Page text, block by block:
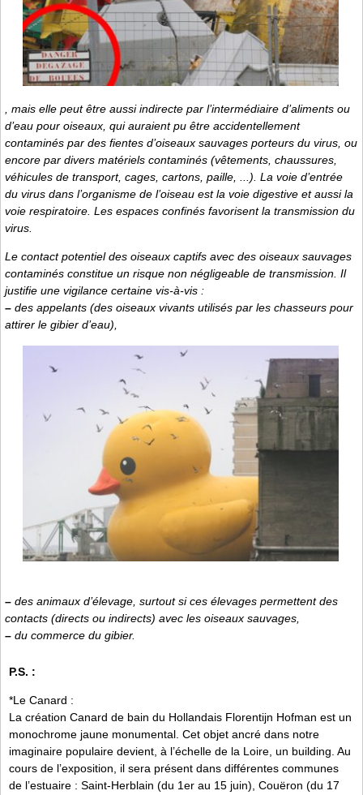
, mais elle peut être aussi indirecte par l’intermédiaire d’aliments ou
d’eau pour oiseaux, qui auraient pu être accidentellement
contaminés par des fientes d’oiseaux sauvages porteurs du virus, ou
encore par divers matériels contaminés (vêtements, chaussures,
véhicules de transport, cages, cartons, paille, ...). La voie d’entrée
du virus dans l’organisme de l’oiseau est la voie digestive et aussi la
voie respiratoire. Les espaces confinés favorisent la transmission du
virus.
Le contact potentiel des oiseaux captifs avec des oiseaux sauvages
contaminés constitue un risque non négligeable de transmission. Il
justifie une vigilance certaine vis-à-vis :
– des appelants (des oiseaux vivants utilisés par les chasseurs pour
attirer le gibier d’eau),
– des animaux d’élevage, surtout si ces élevages permettent des
contacts (directs ou indirects) avec les oiseaux sauvages,
– du commerce du gibier.
P.S. :
*Le Canard :
La création Canard de bain du Hollandais Florentijn Hofman est un
monochrome jaune monumental. Cet objet ancré dans notre
imaginaire populaire devient, à l’échelle de la Loire, un building. Au
cours de l’exposition, il sera présent dans différentes communes
de l’estuaire : Saint-Herblain (du 1er au 15 juin), Couëron (du 17